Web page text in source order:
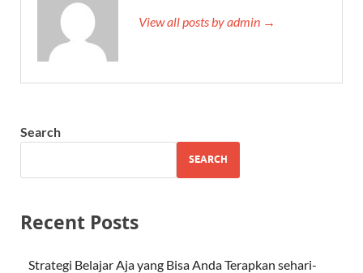
View all posts by admin →
Search
SEARCH
Recent Posts
Strategi Belajar Aja yang Bisa Anda Terapkan sehari-